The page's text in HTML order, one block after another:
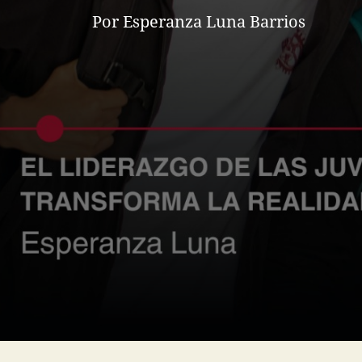
Por Esperanza Luna Barrios